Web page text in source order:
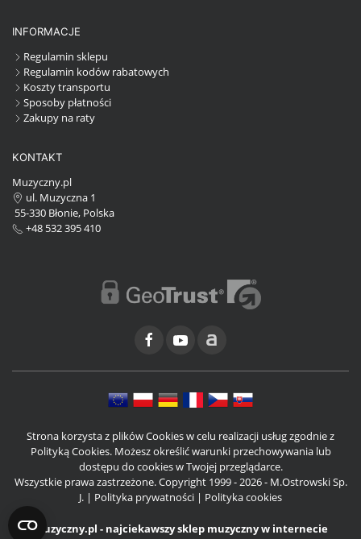
INFORMACJE
Regulamin sklepu
Regulamin kodów rabatowych
Koszty transportu
Sposoby płatności
Zakupy na raty
KONTAKT
Muzyczny.pl
ul. Muzyczna 1
55-330 Błonie, Polska
+48 532 395 410
Strona korzysta z plików Cookies w celu realizacji usług zgodnie z
Polityką Cookies. Możesz określić warunki przechowywania lub
dostępu do cookies w Twojej przeglądarce.
Wszystkie prawa zastrzeżone. Copyright 1999 - 2026 - M.Ostrowski Sp.
J. | Polityka prywatności | Polityka cookies
Muzyczny.pl - najciekawszy sklep muzyczny w internecie